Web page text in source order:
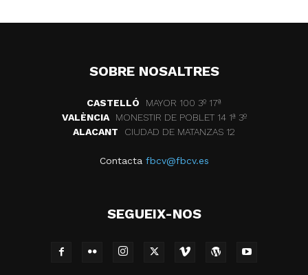
SOBRE NOSALTRES
CASTELLÓ
MAYOR 100 3º 17ª
VALÈNCIA
MONESTIR DE POBLET 14 1ª 3º
ALACANT
CIUDAD DE MATANZAS 12
Contacta fbcv@fbcv.es
SEGUEIX-NOS